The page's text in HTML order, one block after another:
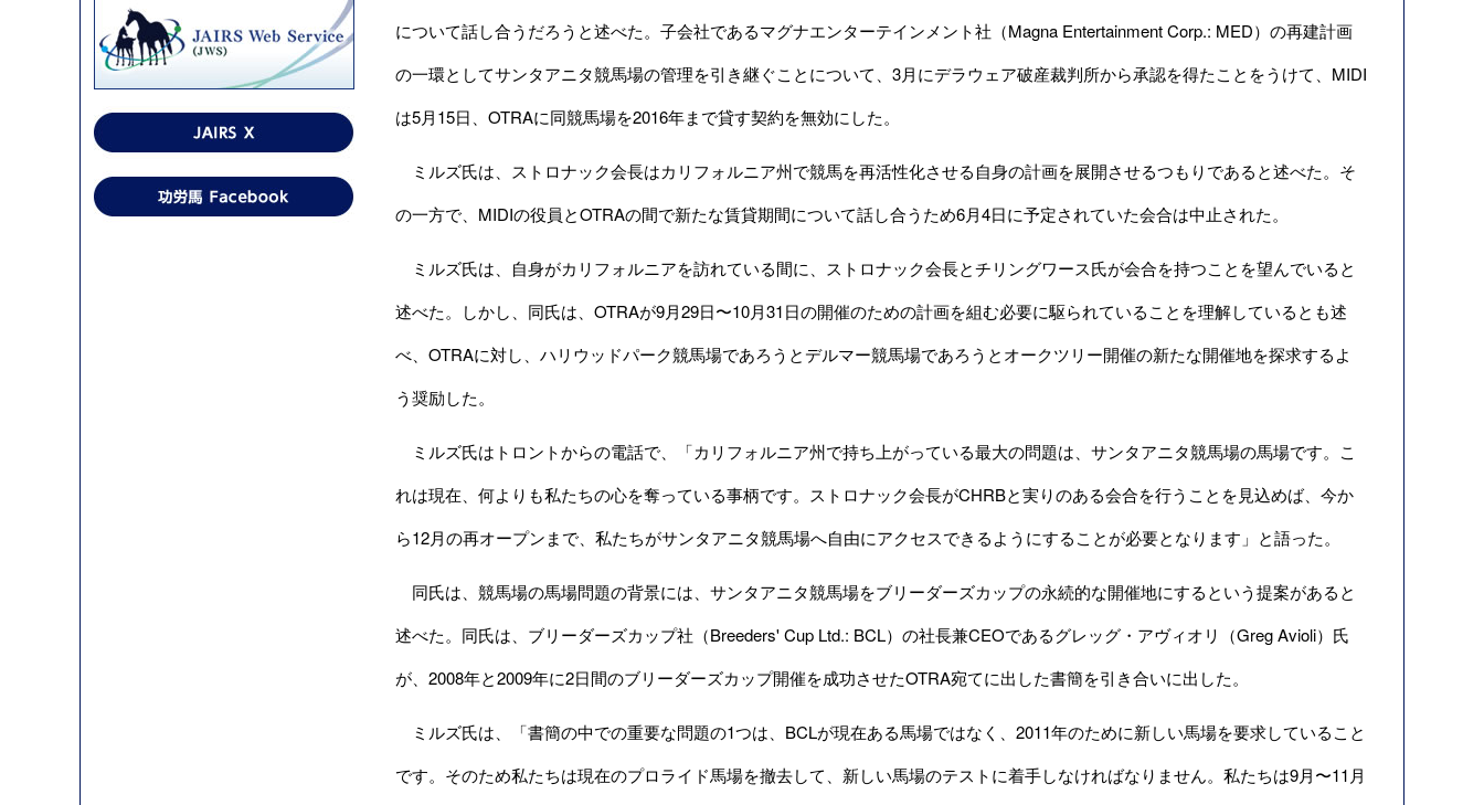
について話し合うだろうと述べた。子会社であるマグナエンターテインメント社（Magna Entertainment Corp.: MED）の再建計画
の一環としてサンタアニタ競馬場の管理を引き継ぐことについて、3月にデラウェア破産裁判所から承認を得たことをうけて、MIDI
は5月15日、OTRAに同競馬場を2016年まで貸す契約を無効にした。
ミルズ氏は、ストロナック会長はカリフォルニア州で競馬を再活性化させる自身の計画を展開させるつもりであると述べた。そ
の一方で、MIDIの役員とOTRAの間で新たな賃貸期間について話し合うため6月4日に予定されていた会合は中止された。
ミルズ氏は、自身がカリフォルニアを訪れている間に、ストロナック会長とチリングワース氏が会合を持つことを望んでいると
述べた。しかし、同氏は、OTRAが9月29日〜10月31日の開催のための計画を組む必要に駆られていることを理解しているとも述
べ、OTRAに対し、ハリウッドパーク競馬場であろうとデルマー競馬場であろうとオークツリー開催の新たな開催地を探求するよ
う奨励した。
ミルズ氏はトロントからの電話で、「カリフォルニア州で持ち上がっている最大の問題は、サンタアニタ競馬場の馬場です。こ
れは現在、何よりも私たちの心を奪っている事柄です。ストロナック会長がCHRBと実りのある会合を行うことを見込めば、今か
ら12月の再オープンまで、私たちがサンタアニタ競馬場へ自由にアクセスできるようにすることが必要となります」と語った。
同氏は、競馬場の馬場問題の背景には、サンタアニタ競馬場をブリーダーズカップの永続的な開催地にするという提案があると
述べた。同氏は、ブリーダーズカップ社（Breeders' Cup Ltd.: BCL）の社長兼CEOであるグレッグ・アヴィオリ（Greg Avioli）氏
が、2008年と2009年に2日間のブリーダーズカップ開催を成功させたOTRA宛てに出した書簡を引き合いに出した。
ミルズ氏は、「書簡の中での重要な問題の1つは、BCLが現在ある馬場ではなく、2011年のために新しい馬場を要求していること
です。そのため私たちは現在のプロライド馬場を撤去して、新しい馬場のテストに着手しなければなりません。私たちは9月〜11月